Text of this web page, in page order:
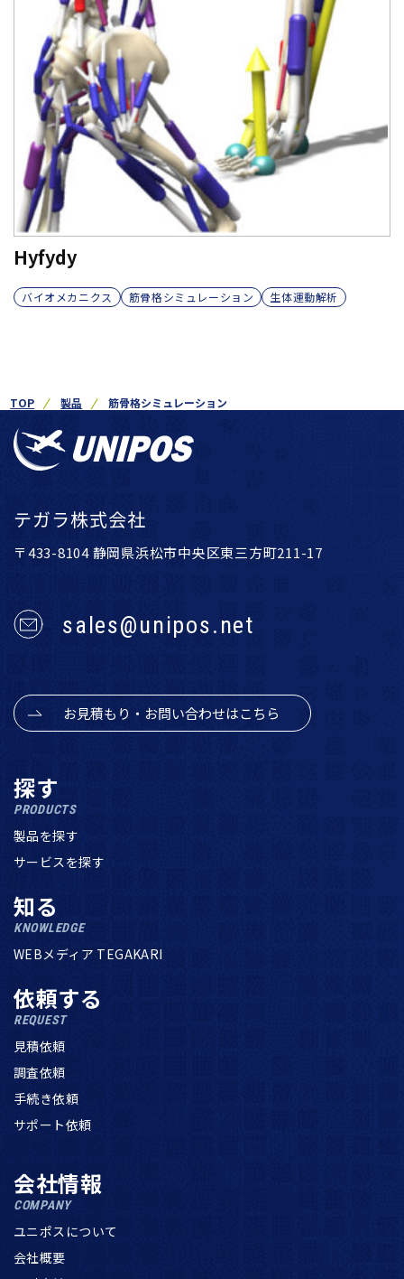
Hyfydy
バイオメカニクス 筋骨格シミュレーション 生体運動解析
TOP 製品 筋骨格シミュレーション
テガラ株式会社
〒433-8104 静岡県浜松市中央区東三方町211-17
sales@unipos.net
お見積もり・お問い合わせはこちら
探す
PRODUCTS
製品を探す
サービスを探す
知る
KNOWLEDGE
WEBメディア TEGAKARI
依頼する
REQUEST
見積依頼
調査依頼
手続き依頼
サポート依頼
会社情報
COMPANY
ユニポスについて
会社概要